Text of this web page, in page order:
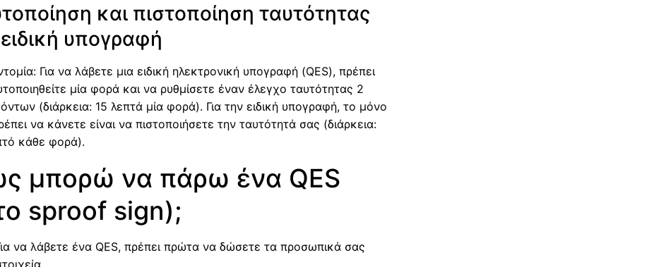
και πιστοποίηση ταυτότητας
ειδική υπογραφή
Για να λάβετε μια ειδική ηλεκτρονική υπογραφή (QES), πρέπει
μία φορά και να ρυθμίσετε έναν έλεγχο ταυτότητας 2
(διάρκεια: 15 λεπτά μία φορά). Για την ειδική υπογραφή, το μόνο
να κάνετε είναι να πιστοποιήσετε την ταυτότητά σας (διάρκεια:
κάθε φορά).
μπορώ να πάρω ένα QES
sproof sign);
να λάβετε ένα QES, πρέπει πρώτα να δώσετε τα προσωπικά σας